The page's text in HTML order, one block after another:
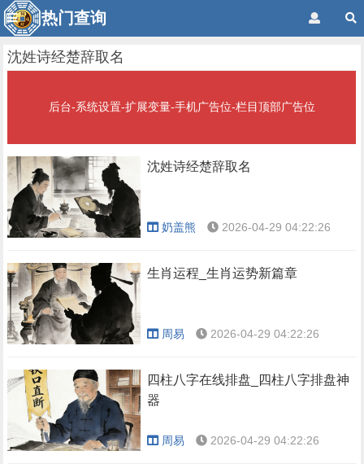
热门查询
沈姓诗经楚辞取名
后台-系统设置-扩展变量-手机广告位-栏目顶部广告位
沈姓诗经楚辞取名
奶盖熊 2026-04-29 04:22:26
生肖运程_生肖运势新篇章
周易 2026-04-29 04:22:26
四柱八字在线排盘_四柱八字排盘神
器
周易 2026-04-29 04:22:26